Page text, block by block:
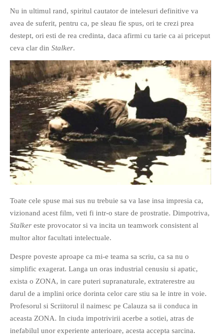
Contact
Descarca povestirea Floare
Albastra!
Download 101 Movie
Acrostics!
PRIETENI APROPIATI
Victor Sosea – Designer
PRIETENI DIN AFARA BRESLEI
GloryBox.ro
Filme-Carti.ro
Nu in ultimul rand, spiritul cautator de intelesuri definitive va
avea de suferit, pentru ca, pe sleau fie spus, ori te crezi prea
destept, ori esti de rea credinta, daca afirmi cu tarie ca ai priceput
ceva clar din Stalker.
Toate cele spuse mai sus nu trebuie sa va lase insa impresia ca,
vizionand acest film, veti fi intr-o stare de prostratie. Dimpotriva,
Stalker este provocator si va incita un teamwork consistent al
multor altor facultati intelectuale.
Despre poveste aproape ca mi-e teama sa scriu, ca sa nu o
simplific exagerat. Langa un oras industrial cenusiu si apatic,
exista o ZONA, in care puteri supranaturale, extraterestre au
darul de a implini orice dorinta celor care stiu sa le intre in voie.
Profesorul si Scriitorul il naimesc pe Calauza sa ii conduca in
aceasta ZONA. In ciuda impotrivirii acerbe a sotiei, atras de
inefabilul unor experiente anterioare, acesta accepta sarcina.